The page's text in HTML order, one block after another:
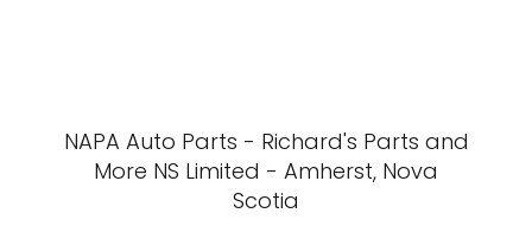
NAPA Auto Parts - Richard's Parts and
More NS Limited - Amherst, Nova
Scotia